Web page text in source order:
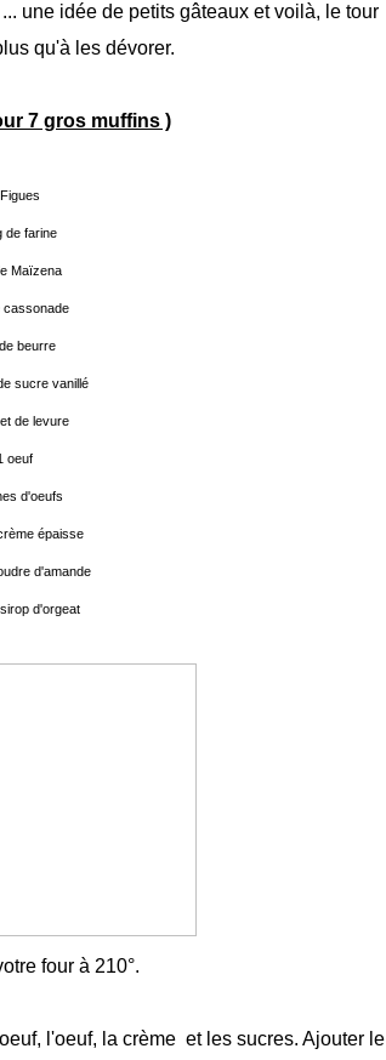
une idée de petits gâteaux et voilà, le tour
qu'à les dévorer.
7 gros muffins )
de farine
Maïzena
cassonade
beurre
sucre vanillé
de levure
oeuf
d'oeufs
épaisse
d'amande
d'orgeat
four à 210°.
l'oeuf, la crème et les sucres. Ajouter le